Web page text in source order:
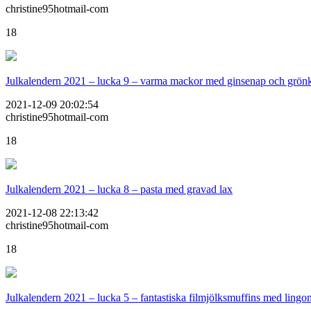
christine95hotmail-com
18
Julkalendern 2021 – lucka 9 – varma mackor med ginsenap och
2021-12-09 20:02:54
christine95hotmail-com
18
Julkalendern 2021 – lucka 8 – pasta med gravad lax
2021-12-08 22:13:42
christine95hotmail-com
18
Julkalendern 2021 – lucka 5 – fantastiska filmjölksmuffins med lingon